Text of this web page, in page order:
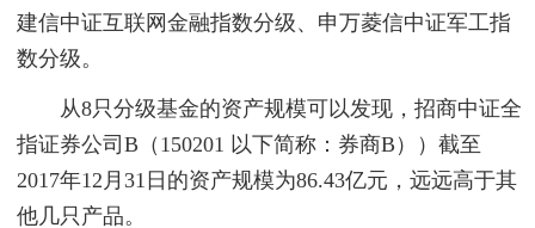
建信中证互联网金融指数分级、申万菱信中证军工指
数分级。
从8只分级基金的资产规模可以发现，招商中证全
指证券公司B（150201 以下简称：券商B））截至
2017年12月31日的资产规模为86.43亿元，远远高于其
他几只产品。